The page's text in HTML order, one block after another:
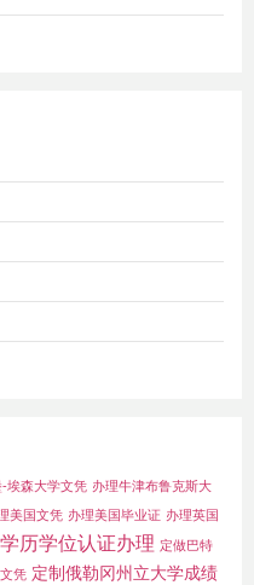
埃森大学文凭 办理牛津布鲁克斯大
美国文凭 办理美国毕业证 办理英国
学历学位认证办理 定做巴特
凭 定制俄勒冈州立大学成绩